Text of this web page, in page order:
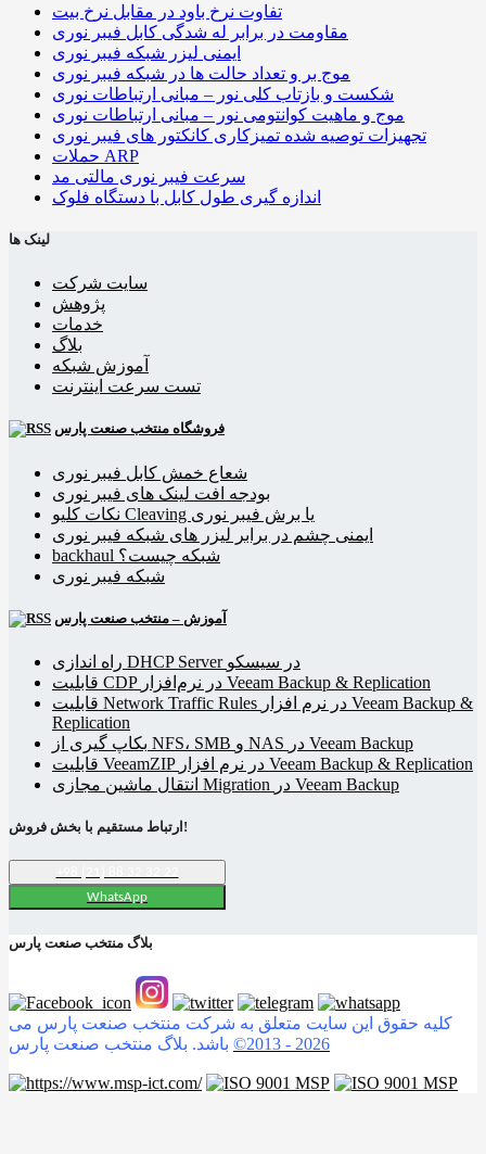
تفاوت نرخ باود در مقابل نرخ بیت
مقاومت در برابر له شدگی کابل فیبر نوری
ایمنی لیزر شبکه فیبر نوری
موج بر و تعداد حالت ها در شبکه فیبر نوری
شکست و بازتاب کلی نور – مبانی ارتباطات نوری
موج و ماهیت کوانتومی نور – مبانی ارتباطات نوری
تجهیزات توصیه شده تمیزکاری کانکتور های فیبر نوری
حملات ARP
سرعت فیبر نوری مالتی مد
اندازه گیری طول کابل با دستگاه فلوک
لینک ها
سایت شرکت
پژوهش
خدمات
بلاگ
آموزش شبکه
تست سرعت اینترنت
فروشگاه منتخب صنعت پارس
شعاع خمش کابل فیبر نوری
بودجه افت لینک های فیبر نوری
نکات کلیو Cleaving یا برش فیبر نوری
ایمنی چشم در برابر لیزر های شبکه فیبر نوری
backhaul شبکه چیست؟
شبکه فیبر نوری
آموزش – منتخب صنعت پارس
راه اندازی DHCP Server در سیسکو
قابلیت CDP در نرم‌افزار Veeam Backup & Replication
قابلیت Network Traffic Rules در نرم افزار Veeam Backup &
Replication
بکاپ گیری از NFS، SMB و NAS در Veeam Backup
قابلیت VeeamZIP در نرم افزار Veeam Backup & Replication
انتقال ماشین مجازی Migration در Veeam Backup
ارتباط مستقیم با بخش فروش!
WhatsApp
بلاگ منتخب صنعت پارس
کلیه حقوق این سایت متعلق به شرکت منتخب صنعت پارس می
©2013 - 2026